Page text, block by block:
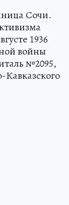
Сочи.
1936
войны
№2095,